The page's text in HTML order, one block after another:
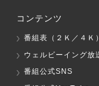
コンテンツ
番組表（２Ｋ／４Ｋ）
ウェルビーイング放
番組公式SNS